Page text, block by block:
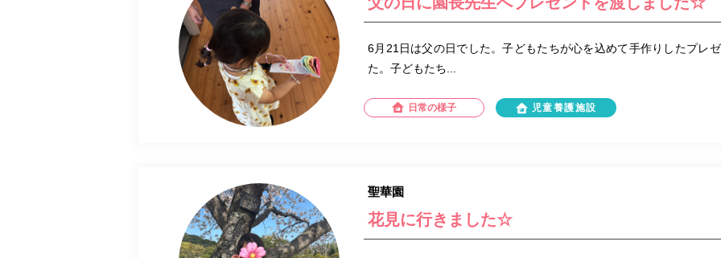
6月21日は父の日でした。子どもたちが心を込めて手作りしたプレ
た。子どもたち...
日常の様子 児童養護施設
聖華園
花見に行きました☆